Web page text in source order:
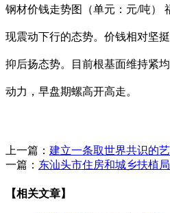
钢材价钱走势图（单元：元/吨）
现震动下行的态势。价钱相对坚
抑后扬态势。目前根基面维持紧
动力，早盘期螺高开高走。
上一篇： 建立一条取世界共识的
一篇： 东汕头市住房和城乡扶植
【相关文章】